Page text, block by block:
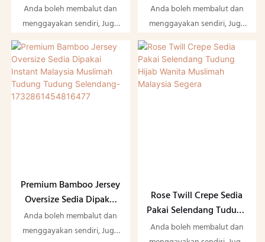
Malaysia Muslimah
Chiffon Hijab Scarf
Anda boleh membalut dan
menggayakan sendiri, Juga
berbanding dengan
selendang retangle biasa
Muslimah Tudung
Tudung Selendang
Anda boleh membalut dan
menggayakan sendiri, Juga
berbanding dengan
selendang retangle biasa
Premium Bamboo Jersey
Oversize Sedia Dipakai
Instant Malaysia
Muslimah Tudung
Anda boleh membalut dan
menggayakan sendiri, Juga
Rose Twill Crepe Sedia
Pakai Selendang Tudung
Hijab Wanita Muslimah
Anda boleh membalut dan